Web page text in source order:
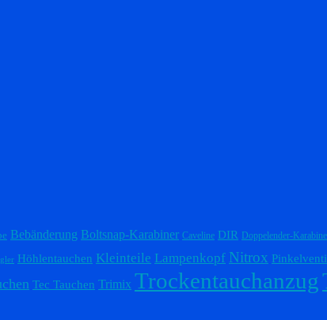
Bebänderung Boltsnap-Karabiner Caveline DIR Doppelender-
Höhlentauchen Kleinteile Lampenkopf Nitrox
Tec Tauchen Trimix Trockentauchanzug